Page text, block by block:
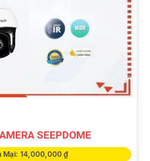
SEEPDOME
Mại: 14,000,000 ₫